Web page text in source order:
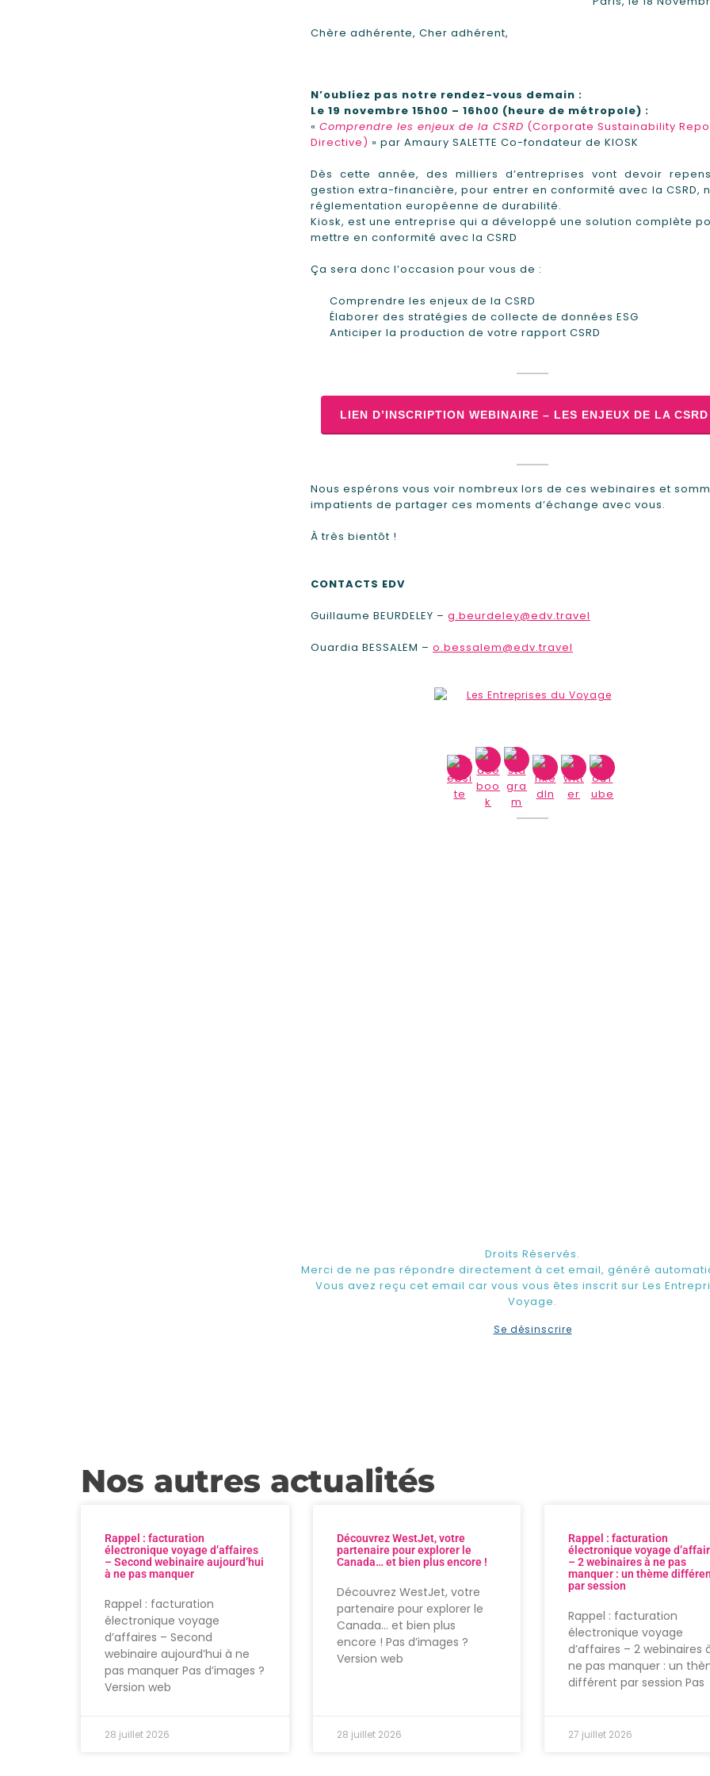
Chère adhérente, Cher adhérent,
N’oubliez pas notre rendez-vous demain :
Le 19 novembre 15h00 – 16h00 (heure de métropole) :
« Comprendre les enjeux de la CSRD (Corporate Sustainability
Directive) » par Amaury SALETTE Co-fondateur de KIOSK
Dès cette année, des milliers d’entreprises vont devoir
gestion extra-financière, pour entrer en conformité avec la CSRD,
réglementation européenne de durabilité.
Kiosk, est une entreprise qui a développé une solution complète
mettre en conformité avec la CSRD
Ça sera donc l’occasion pour vous de :
Comprendre les enjeux de la CSRD
Élaborer des stratégies de collecte de données ESG
Anticiper la production de votre rapport CSRD
LIEN D’INSCRIPTION WEBINAIRE – LES ENJEUX DE LA CSRD
Nous espérons vous voir nombreux lors de ces webinaires et
impatients de partager ces moments d’échange avec vous.
À très bientôt !
CONTACTS EDV
Guillaume BEURDELEY – g.beurdeley@edv.travel
Ouardia BESSALEM – o.bessalem@edv.travel
Droits Réservés.
Merci de ne pas répondre directement à cet email, généré
Vous avez reçu cet email car vous vous êtes inscrit sur Les
Voyage.
Se désinscrire
Nos autres actualités
Rappel : facturation
électronique voyage d’affaires
– Second webinaire aujourd’hui
à ne pas manquer
Rappel : facturation
électronique voyage
d’affaires – Second
webinaire aujourd’hui à ne
pas manquer Pas d’images ?
Version web
28 juillet 2026
Découvrez WestJet, votre
partenaire pour explorer le
Canada… et bien plus encore !
Découvrez WestJet, votre
partenaire pour explorer le
Canada… et bien plus
encore ! Pas d’images ?
Version web
28 juillet 2026
Rappel : facturation
électronique voyage
– 2 webinaires à ne pas
manquer : un thème
par session
Rappel : facturation
électronique voyage
d’affaires – 2 webinaires
ne pas manquer : un
différent par session Pas
27 juillet 2026